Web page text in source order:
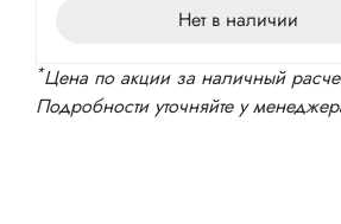
Нет в наличии
*Цена по акции за наличный
Подробности уточняйте у